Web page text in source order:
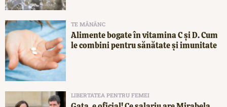
TE MĂNÂNC
Alimente bogate în vitamina C și D. Cum
le combini pentru sănătate și imunitate
LIBERTATEA PENTRU FEMEI